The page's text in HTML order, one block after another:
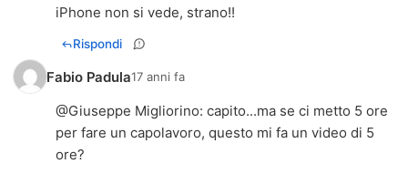
iPhone non si vede, strano!!
Rispondi
Fabio Padula17 anni fa
@Giuseppe Migliorino: capito...ma se ci metto 5 ore
per fare un capolavoro, questo mi fa un video di 5
ore?